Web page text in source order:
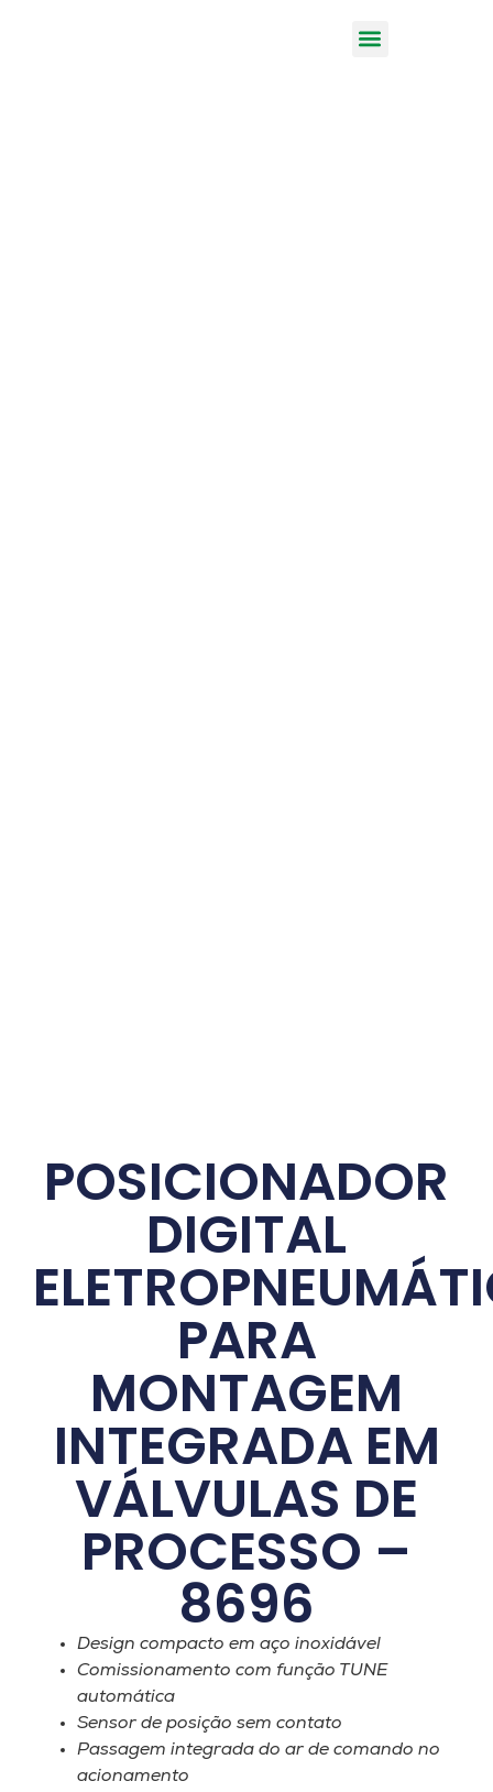
POSICIONADOR
DIGITAL
PARA
MONTAGEM
INTEGRADA EM
VÁLVULAS DE
PROCESSO –
8696
Design compacto em aço inoxidável
Comissionamento com função TUNE
automática
Sensor de posição sem contato
Passagem integrada do ar de comando no
acionamento